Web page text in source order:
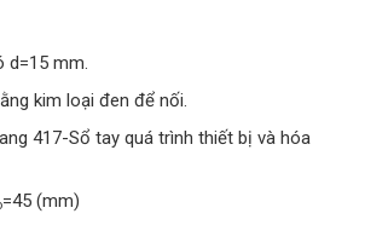
d=15 mm.
kim loại đen để nối.
417-Sổ tay quá trình thiết bị và hóa
=45 (mm)